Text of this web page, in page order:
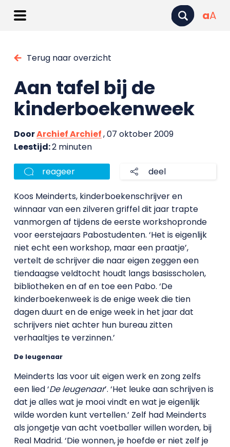
aA
Terug naar overzicht
Aan tafel bij de
kinderboekenweek
DoorArchief Archief, 07 oktober 2009
Leestijd:2 minuten
reageer deel
Koos Meinderts, kinderboekenschrijver en
winnaar van een zilveren griffel dit jaar trapte
vanmorgen af tijdens de eerste workshopronde
voor eerstejaars Pabostudenten. ‘Het is eigenlijk
niet echt een workshop, maar een praatje’,
vertelt de schrijver die naar eigen zeggen een
tiendaagse veldtocht houdt langs basisscholen,
bibliotheken en af en toe een Pabo. ‘De
kinderboekenweek is de enige week die tien
dagen duurt en de enige week in het jaar dat
schrijvers niet achter hun bureau zitten
verhaaltjes te verzinnen.’
De leugenaar
Meinderts las voor uit eigen werk en zong zelfs
een lied ‘De leugenaar’. ‘Het leuke aan schrijven is
dat je alles wat je mooi vindt en wat je eigenlijk
wilde worden kunt vertellen.’ Zelf had Meinderts
als jongetje van acht voetballer willen worden, bij
Real Madrid. ‘Die wonnen, je hoefde er niet zelf je